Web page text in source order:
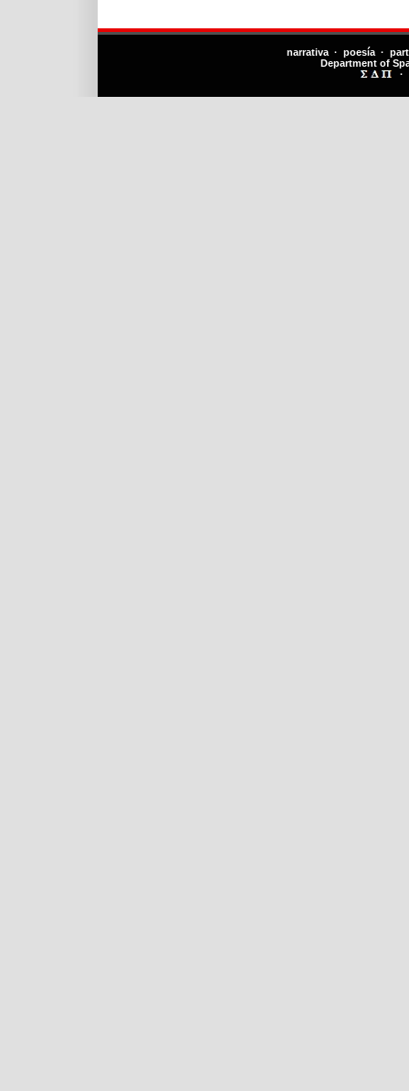
narrativa · poesía ·
Department of
·